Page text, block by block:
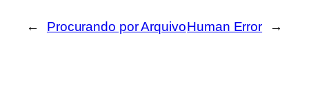
← Procurando por ArquivoHuman Error →